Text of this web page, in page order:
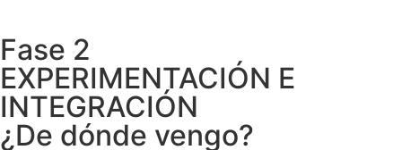
Fase 2
EXPERIMENTACIÓN E
INTEGRACIÓN
¿De dónde vengo?